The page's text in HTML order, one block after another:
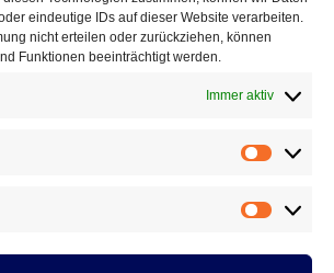
eindeutige IDs auf dieser Website verarbeiten.
nicht erteilen oder zurückziehen, können
Funktionen beeinträchtigt werden.
Immer aktiv
Marketing
BLOG
von Celan« von Susana Szwarc